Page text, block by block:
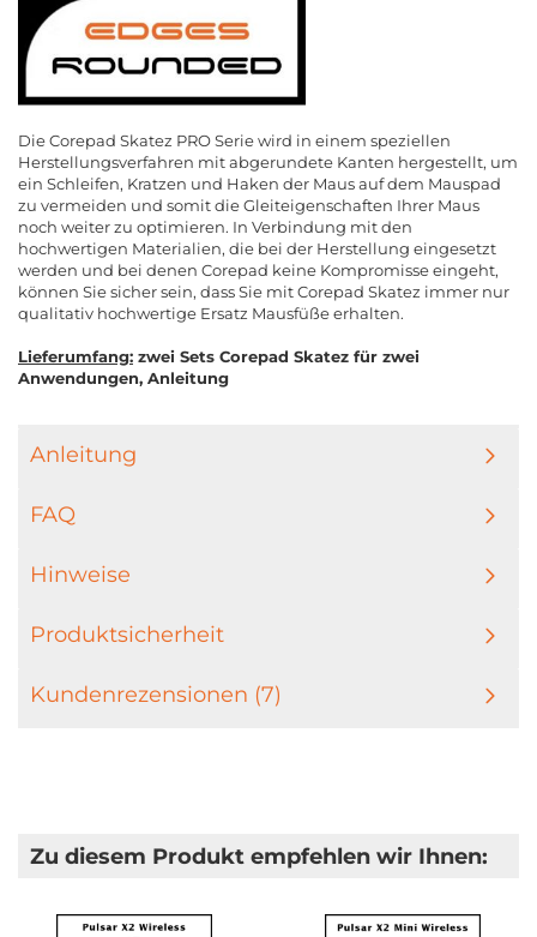
Die Corepad Skatez PRO Serie wird in einem speziellen
Herstellungsverfahren mit abgerundete Kanten hergestellt, um
ein Schleifen, Kratzen und Haken der Maus auf dem Mauspad
zu vermeiden und somit die Gleiteigenschaften Ihrer Maus
noch weiter zu optimieren. In Verbindung mit den
hochwertigen Materialien, die bei der Herstellung eingesetzt
werden und bei denen Corepad keine Kompromisse eingeht,
können Sie sicher sein, dass Sie mit Corepad Skatez immer nur
qualitativ hochwertige Ersatz Mausfüße erhalten.
Lieferumfang: zwei Sets Corepad Skatez für zwei
Anwendungen, Anleitung
Anleitung
FAQ
Hinweise
Produktsicherheit
Kundenrezensionen (7)
Zu diesem Produkt empfehlen wir Ihnen: